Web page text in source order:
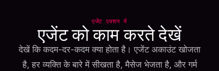
एजेंट एक्शन में
एजेंट को काम करते देखें
देखें कि कदम-दर-कदम क्या होता है। एजेंट अकाउंट खोजता
है, हर व्यक्ति के बारे में सीखता है, मैसेज भेजता है, और गर्म